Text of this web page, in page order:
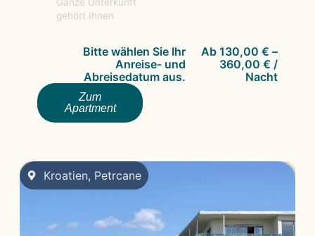
gehört Ihnen
Ab 130,00 € –
360,00 € /
Nacht
Bitte wählen Sie Ihr
Anreise- und
Abreisedatum aus.
Zum
Apartment
Kroatien, Petrcane